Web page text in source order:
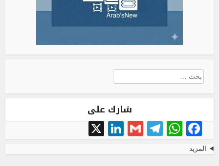
عن:
شارك على
Facebook
WhatsApp
Telegram
Gmail
LinkedIn
المزيد